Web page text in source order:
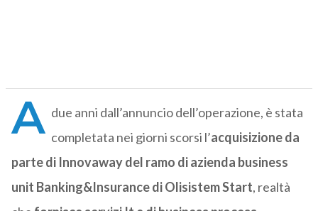
A due anni dall’annuncio dell’operazione, è stata
completata nei giorni scorsi l’acquisizione da
parte di Innovaway del ramo di azienda business
unit Banking&Insurance di Olisistem Start, realtà